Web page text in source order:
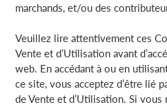
marchands, et/ou des
Veuillez lire attentivement ces
Vente et d’Utilisation avant
web. En accédant à ou en
ce site, vous acceptez d’être lié
de Vente et d’Utilisation. Si vous